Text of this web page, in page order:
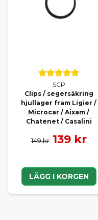
SCP
Clips / segersäkring
hjullager fram Ligier /
Microcar / Aixam /
Chatenet / Casalini
149 kr 139 kr
LÄGG I KORGEN